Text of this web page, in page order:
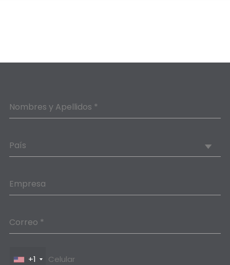
Nombres y Apellidos *
País
Empresa
Correo *
+1